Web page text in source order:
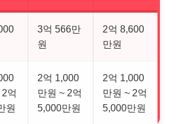
3억 566만
원
2억 8,600
만원
억
원
2억 1,000
만원 ~ 2억
5,000만원
2억 1,000
만원 ~ 2억
5,000만원